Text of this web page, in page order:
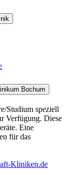
Bochum
Studium speziell
Verfügung. Diese
Eine
für das
Kliniken.de